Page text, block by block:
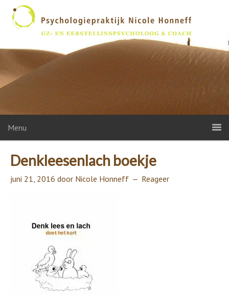
Menu
Denkleesenlach boekje
juni 21, 2016 door Nicole Honneff Reageer